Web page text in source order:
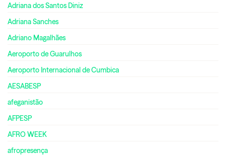
Adriana dos Santos Diniz
Adriana Sanches
Adriano Magalhães
Aeroporto de Guarulhos
Aeroporto Internacional de Cumbica
AESABESP
afeganistão
AFPESP
AFRO WEEK
afropresença